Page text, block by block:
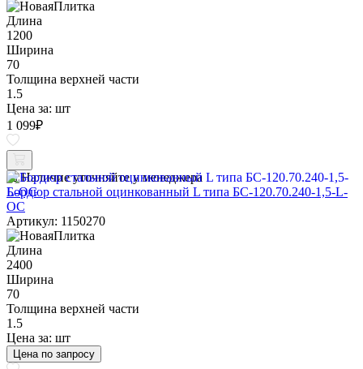
Длина
1200
Ширина
70
Толщина верхней части
1.5
Цена за: шт
1 099₽
Наличие уточняйте у менеджера
Бордюр стальной оцинкованный L типа БС-120.70.240-1,5-L-
ОС
Артикул: 1150270
Длина
2400
Ширина
70
Толщина верхней части
1.5
Цена за: шт
Цена по запросу